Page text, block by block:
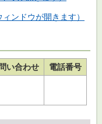
ンドウが開きます）
問い合わせ
電話番号